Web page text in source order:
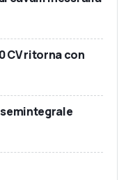
CV ritorna con